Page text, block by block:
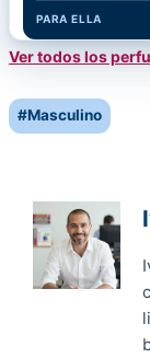
PARA ELLA
Ver todos los
Post
Tags:
#Masculino